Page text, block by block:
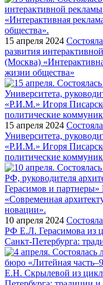
15 апреля 2024
развития
(Москва)
жизни общества»
15 апреля 2024
Университета,
«Р.И.М.» Игоря
политические
10 апреля 2024
РФ Е.Л. Герасимова из
Санкт-Петербурга: